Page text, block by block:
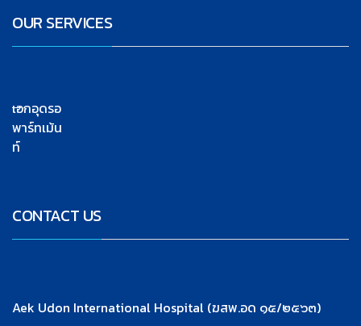
OUR SERVICES
เอกอุดรอ
พาร์ทเม้น
ท์
CONTACT US
Aek Udon International Hospital (ฆสพ.อด ๑๕/๒๕๖๓)